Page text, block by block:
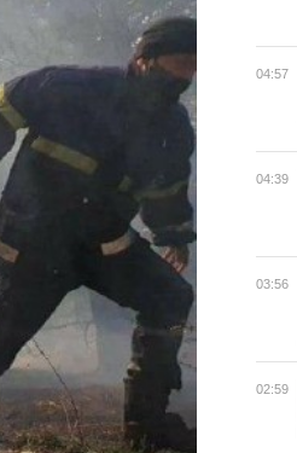
04:57
04:39
03:56
02:59